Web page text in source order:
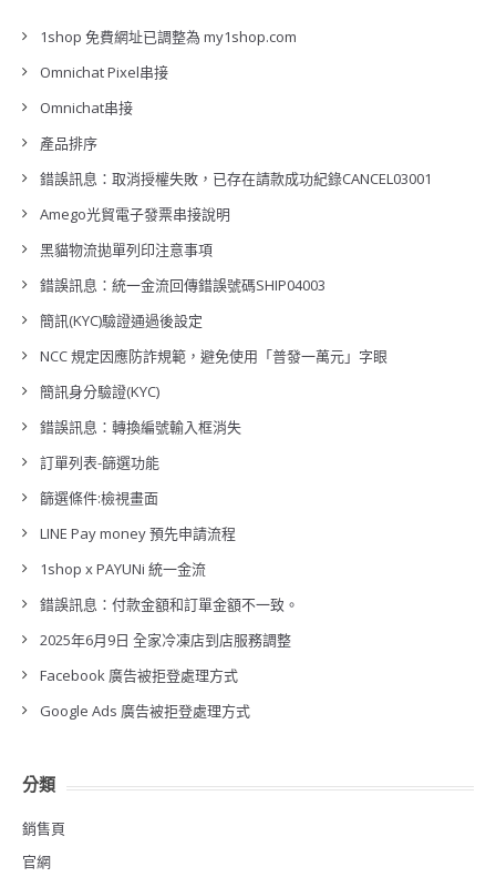
1shop 免費網址已調整為 my1shop.com
Omnichat Pixel串接
Omnichat串接
產品排序
錯誤訊息：取消授權失敗，已存在請款成功紀錄CANCEL03001
Amego光貿電子發票串接說明
黑貓物流拋單列印注意事項
錯誤訊息：統一金流回傳錯誤號碼SHIP04003
簡訊(KYC)驗證通過後設定
NCC 規定因應防詐規範，避免使用「普發一萬元」字眼
簡訊身分驗證(KYC)
錯誤訊息：轉換編號輸入框消失
訂單列表-篩選功能
篩選條件:檢視畫面
LINE Pay money 預先申請流程
1shop x PAYUNi 統一金流
錯誤訊息：付款金額和訂單金額不一致。
2025年6月9日 全家冷凍店到店服務調整
Facebook 廣告被拒登處理方式
Google Ads 廣告被拒登處理方式
分類
銷售頁
官網